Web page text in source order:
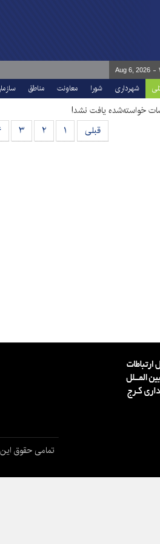
Aug 6, 2026
شهرداری شورا معاونت مناطق
خواسته‌شده یافت نشد!
قبلی
۱ ۲ ۳
تمامی حقوق